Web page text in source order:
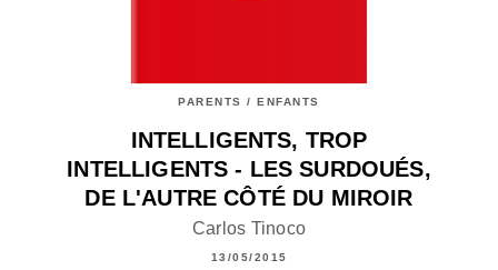
PARENTS / ENFANTS
INTELLIGENTS, TROP
INTELLIGENTS - LES SURDOUÉS,
DE L'AUTRE CÔTÉ DU MIROIR
Carlos Tinoco
13/05/2015